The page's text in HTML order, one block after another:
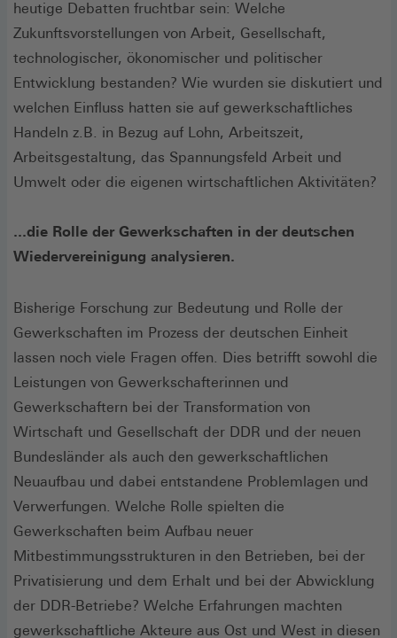
heutige Debatten fruchtbar sein: Welche
Zukunftsvorstellungen von Arbeit, Gesellschaft,
technologischer, ökonomischer und politischer
Entwicklung bestanden? Wie wurden sie diskutiert und
welchen Einfluss hatten sie auf gewerkschaftliches
Handeln z.B. in Bezug auf Lohn, Arbeitszeit,
Arbeitsgestaltung, das Spannungsfeld Arbeit und
Umwelt oder die eigenen wirtschaftlichen Aktivitäten?
...die Rolle der Gewerkschaften in der deutschen
Wiedervereinigung analysieren.
Bisherige Forschung zur Bedeutung und Rolle der
Gewerkschaften im Prozess der deutschen Einheit
lassen noch viele Fragen offen. Dies betrifft sowohl die
Leistungen von Gewerkschafterinnen und
Gewerkschaftern bei der Transformation von
Wirtschaft und Gesellschaft der DDR und der neuen
Bundesländer als auch den gewerkschaftlichen
Neuaufbau und dabei entstandene Problemlagen und
Verwerfungen. Welche Rolle spielten die
Gewerkschaften beim Aufbau neuer
Mitbestimmungsstrukturen in den Betrieben, bei der
Privatisierung und dem Erhalt und bei der Abwicklung
der DDR-Betriebe? Welche Erfahrungen machten
gewerkschaftliche Akteure aus Ost und West in diesen